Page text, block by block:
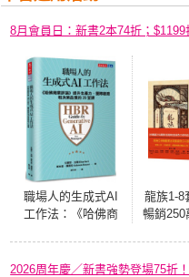
8月會員日：新書2本74折；$1199
職場人的生成式AI
工作法：《哈佛商
策品質的35堂課
龍族1-8
暢銷250
2026周年慶／新書強勢登場75折！